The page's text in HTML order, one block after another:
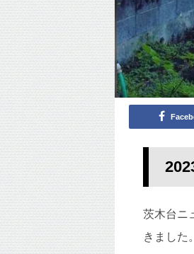
茨木台ニ
きました。